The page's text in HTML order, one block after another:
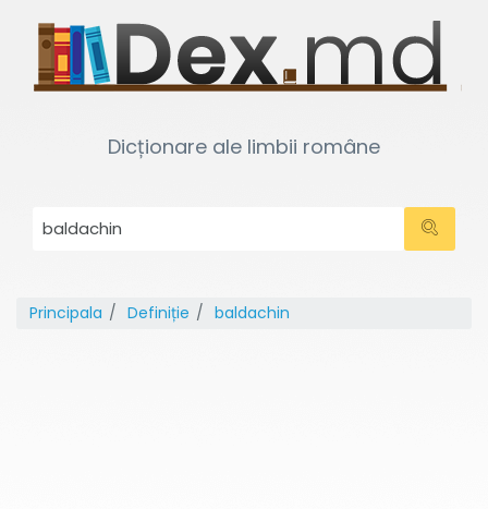
Dicționare ale limbii române
Principala Definiție baldachin